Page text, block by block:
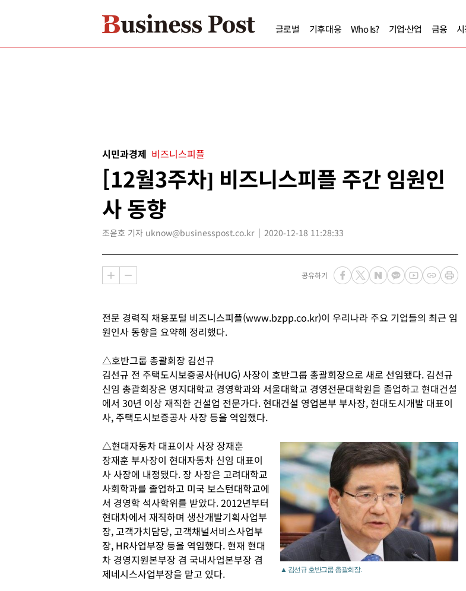
글로벌 기후대응 Who Is? 기업·산업 금융 시
시민과경제 비즈니스피플
[12월3주차] 비즈니스피플 주간 임원인
사 동향
조윤호 기자 uknow@businesspost.co.kr 2020-12-18 11:28:33
공유하기
전문 경력직 채용포털 비즈니스피플(www.bzpp.co.kr)이 우리나라 주요 기업들의 최근 임
원인사 동향을 요약해 정리했다.
△호반그룹 총괄회장 김선규
김선규 전 주택도시보증공사(HUG) 사장이 호반그룹 총괄회장으로 새로 선임됐다. 김선규
신임 총괄회장은 명지대학교 경영학과와 서울대학교 경영전문대학원을 졸업하고 현대건설
에서 30년 이상 재직한 건설업 전문가다. 현대건설 영업본부 부사장, 현대도시개발 대표이
사, 주택도시보증공사 사장 등을 역임했다.
▲ 김선규 호반그룹 총괄회장.
△현대자동차 대표이사 사장 장재훈
장재훈 부사장이 현대자동차 신임 대표이
사 사장에 내정됐다. 장 사장은 고려대학교
사회학과를 졸업하고 미국 보스턴대학교에
서 경영학 석사학위를 받았다. 2012년부터
현대차에서 재직하며 생산개발기획사업부
장, 고객가치담당, 고객채널서비스사업부
장, HR사업부장 등을 역임했다. 현재 현대
차 경영지원본부장 겸 국내사업본부장 겸
제네시스사업부장을 맡고 있다.